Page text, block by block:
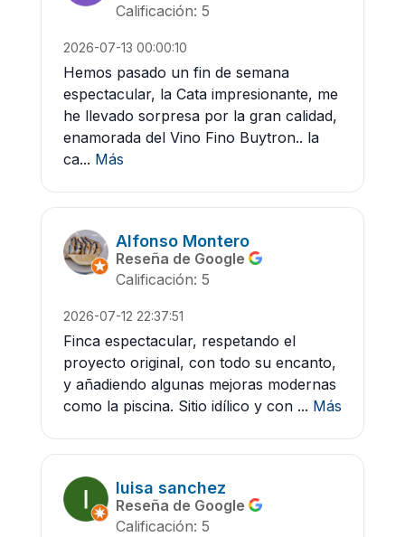
Calificación: 5
2026-07-13 00:00:10
Hemos pasado un fin de semana
espectacular, la Cata impresionante, me
he llevado sorpresa por la gran calidad,
enamorada del Vino Fino Buytron.. la
ca... Más
Alfonso Montero
Reseña de Google
Calificación: 5
2026-07-12 22:37:51
Finca espectacular, respetando el
proyecto original, con todo su encanto,
y añadiendo algunas mejoras modernas
como la piscina. Sitio idílico y con ... Más
luisa sanchez
Reseña de Google
Calificación: 5